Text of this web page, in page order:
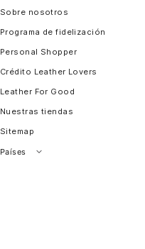
Sobre nosotros
Programa de fidelización
Personal Shopper
Crédito Leather Lovers
Leather For Good
Nuestras tiendas
Sitemap
Países